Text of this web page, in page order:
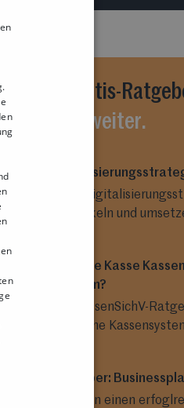
Gratis-
helfen Dir weiter.
Neue
entwickeln und
Ist Deine Kasse
konform?
Der KassenSichV-
konforme
Ratgeber:
Wie man einen